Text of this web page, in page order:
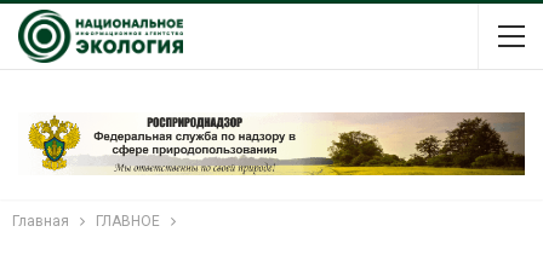
Главная ГЛАВНОЕ